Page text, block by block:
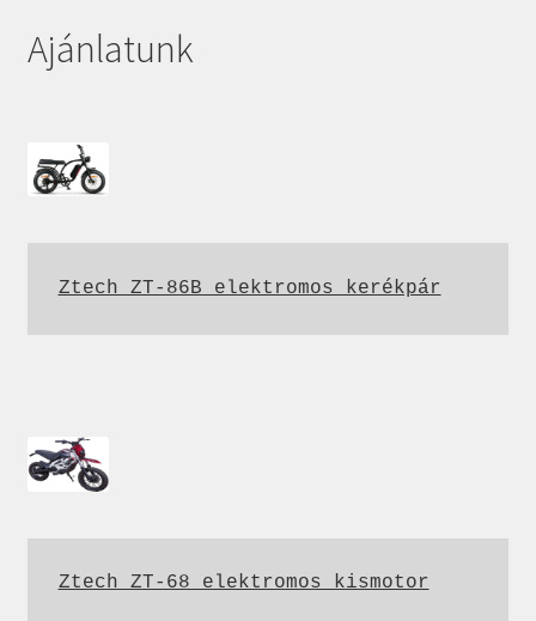
Ajánlatunk
Ztech ZT-86B elektromos kerékpár
Ztech ZT-68 elektromos kismotor